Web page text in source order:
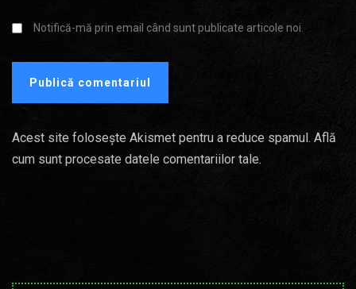
Notifică-mă prin email când sunt publicate articole noi.
Acest site folosește Akismet pentru a reduce spamul. Află
cum sunt procesate datele comentariilor tale.